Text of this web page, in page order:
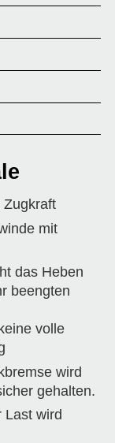
Zugkraft
mit
das Heben
beengten
volle
wird
gehalten.
Last wird